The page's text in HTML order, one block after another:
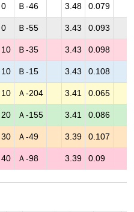
0 Ｂ-46 3.48 0.079
0 Ｂ-55 3.43 0.093
10 Ｂ-35 3.43 0.098
10 Ｂ-15 3.43 0.108
10 Ａ-204 3.41 0.065
20 Ａ-155 3.41 0.086
30 Ａ-49 3.39 0.107
40 Ａ-98 3.39 0.09